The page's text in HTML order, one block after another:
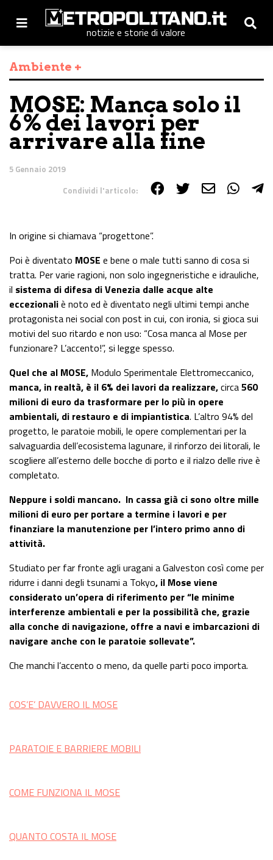
notizie e storie di valore
Ambiente +
MOSE: Manca solo il
6% dei lavori per
arrivare alla fine
5 Gennaio 2019
Condividi l'articolo:
In origine si chiamava “progettone”.
Poi è diventato MOSE e bene o male tutti sanno di cosa si
tratta. Per varie ragioni, non solo ingegneristiche e idrauliche,
il sistema di difesa di Venezia dalle acque alte
eccezionaliè noto ed è diventato negli ultimi tempi anche
protagonista nei social con post in cui, con ironia, si gioca sui
motivi del suo ritardo e non uso: “Cosa manca al Mose per
funzionare? L’accento!”, si legge spesso.
Quel che al MOSE, Modulo Sperimentale Elettromeccanico,
manca, in realtà, è il 6% dei lavori da realizzare,circa560
milioni di euro da trasformare per lo più in opere
ambientali, di restauro e di impiantistica. L’altro 94% del
progetto, le paratoie mobili, le opere complementari per la
salvaguardia dell’ecosistema lagunare, il rinforzo dei litorali, le
scogliere all’esterno delle bocche di porto e il rialzo delle rive è
completato.
Neppure i soldi mancano. In cassa già ci sono oltre mille
milioni di euro per portare a termine i lavori e per
finanziare la manutenzione per l’intero primo anno di
attività.
Studiato per far fronte agli uragani a Galveston così come per
ridurre i danni degli tsunami a Tokyo, il Mose viene
considerato un’opera di riferimento per “le minime
interferenze ambientali e per la possibilità che, grazie
alla conche di navigazione, offre a navi e imbarcazioni di
navigare anche con le paratoie sollevate”.
Che manchi l’accento o meno, da quelle parti poco importa.
COS’E’ DAVVERO IL MOSE
PARATOIE E BARRIERE MOBILI
COME FUNZIONA IL MOSE
QUANTO COSTA IL MOSE